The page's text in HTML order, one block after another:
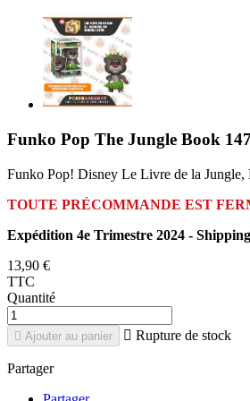
Funko Pop The Jungle Book
Funko Pop! Disney Le Livre de la
TOUTE PRÉCOMMANDE EST
Expédition 4e Trimestre 2024 -
13,90 €
TTC
Quantité
 Ajouter au panier  Rupture de stock
Partager